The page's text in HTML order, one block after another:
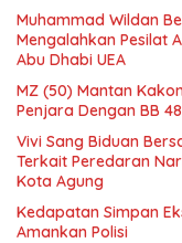
Muhammad Wildan
Mengalahkan Pesilat
Abu Dhabi UEA
MZ (50) Mantan
Penjara Dengan BB
Vivi Sang Biduan
Terkait Peredaran
Kota Agung
Kedapatan Simpan
Amankan Polisi